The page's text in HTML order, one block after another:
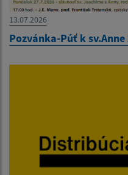
13.07.2026
Pozvánka-Púť k sv.Anne